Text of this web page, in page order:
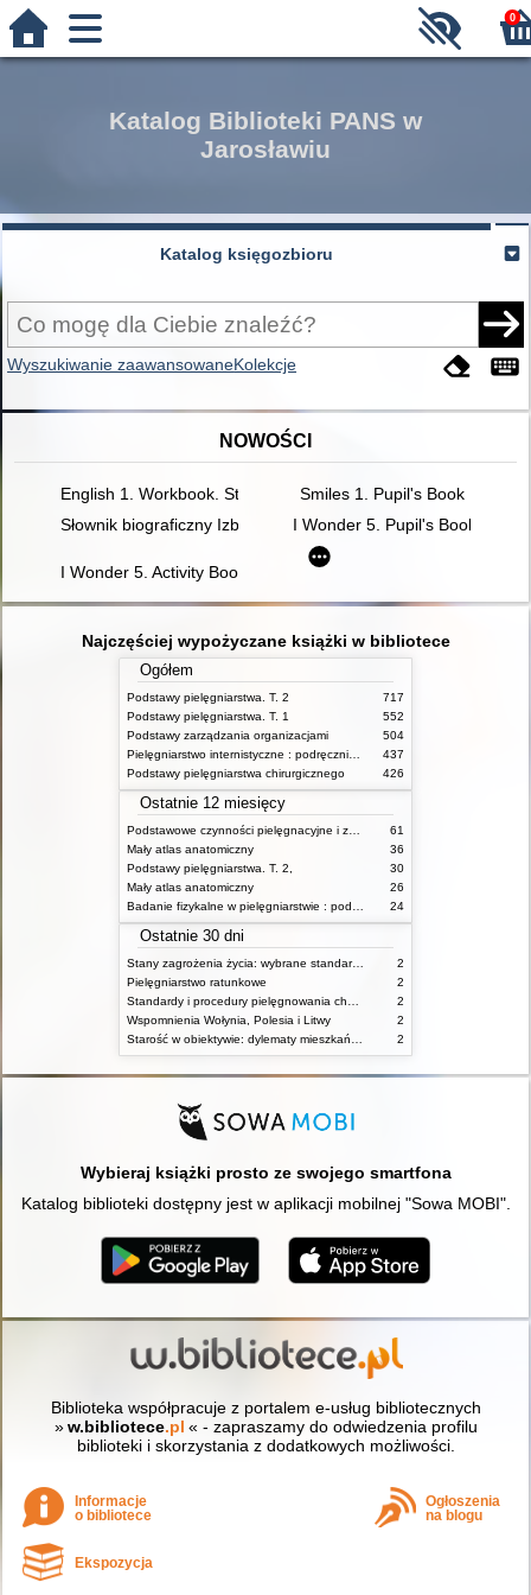
0
Katalog Biblioteki PANS w
Jarosławiu
Katalog księgozbioru
Wyszukiwanie zaawansowaneKolekcje
NOWOŚCI
English 1. Workbook. Student's BookSmiles 1. Pupil's Book
Słownik biograficzny Izby Adwokackiej w Rzeszowie
I Wonder 5. Pupil's Book
I Wonder 5. Activity Book
Najczęściej wypożyczane książki w bibliotece
Ogółem
Podstawy pielęgniarstwa. T. 2
717
Podstawy pielęgniarstwa. T. 1
552
Podstawy zarządzania organizacjami
504
437
Podstawy pielęgniarstwa chirurgicznego
426
Ostatnie 12 miesięcy
61
Mały atlas anatomiczny
36
Podstawy pielęgniarstwa. T. 2,
30
Mały atlas anatomiczny
26
24
Ostatnie 30 dni
Stany zagrożenia życia: wybrane standardy opieki i procedury postępowania pielęgniarskiego
2
Pielęgniarstwo ratunkowe
2
2
Wspomnienia Wołynia, Polesia i Litwy
2
2
Wybieraj książki prosto ze swojego smartfona
Katalog biblioteki dostępny jest w aplikacji mobilnej "Sowa MOBI".
Biblioteka współpracuje z portalem e-usług bibliotecznych
» w.bibliotece.pl « - zapraszamy do odwiedzenia profilu
biblioteki i skorzystania z dodatkowych możliwości.
Informacje
o bibliotece
Ogłoszenia
na blogu
Ekspozycja